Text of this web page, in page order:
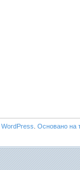
WordPress Основано на